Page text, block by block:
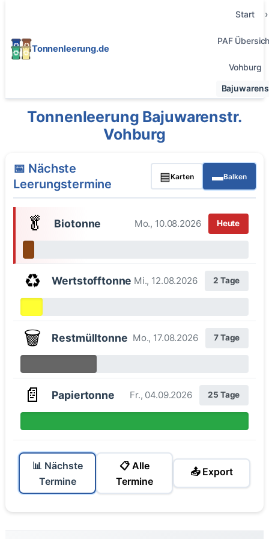
Tonnenleerung.de
Start
PAF
Vohburg
Tonnenleerung Bajuwarenstr.
Vohburg
📅 Nächste
Leerungstermine
▤Karten ▬Balken
🥬 Biotonne Mo., 10.08.2026 Heute
♻️ Wertstofftonne Mi., 12.08.2026 2 Tage
🗑️ Restmülltonne Mo., 17.08.2026 7 Tage
📄 Papiertonne Fr., 04.09.2026 25 Tage
📊 Nächste
Termine
📋 Alle
Termine
📤 Export